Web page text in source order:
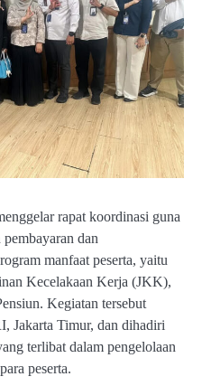
rapat koordinasi guna
dan
manfaat peserta, yaitu
Kecelakaan Kerja (JKK),
Kegiatan tersebut
Jakarta Timur, dan dihadiri
terlibat dalam pengelolaan
peserta.